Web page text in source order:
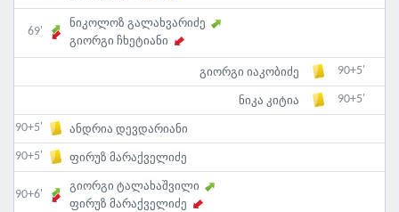
69'
ნიკოლოზ გალახვარიძე
გიორგი ჩხეტიანი
გიორგი იაკობიძე 90+5'
ნიკა კიტია 90+5'
90+5' ანდრია დევდარიანი
90+5' ფირუზ მარაქველიძე
90+6'
გიორგი ტალახაშვილი
ფირუზ მარაქველიძე